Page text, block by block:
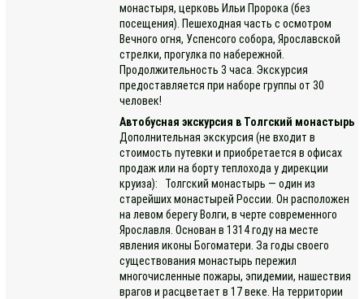
монастыря, церковь Ильи Пророка (без
посещения). Пешеходная часть с осмотром
Вечного огня, Успенсого собора, Ярославской
стрелки, прогулка по набережной.
Продолжительность 3 часа. Экскурсия
предоставляется при наборе группы от 30
человек!
Автобусная экскурсия в Толгский монастырь
Дополнительная экскурсия (не входит в
стоимость путевки и приобретается в офисах
продаж или на борту теплохода у дирекции
круиза): Толгский монастырь — один из
старейших монастырей России. Он расположен
на левом берегу Волги, в черте современного
Ярославля. Основан в 1314 году на месте
явления иконы Богоматери. За годы своего
существования монастырь пережил
многочисленные пожары, эпидемии, нашествия
врагов и расцветает в 17 веке. На территории